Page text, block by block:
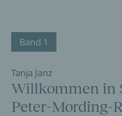
Band 1
Tanja Janz
Willkommen in
Peter-Mording-